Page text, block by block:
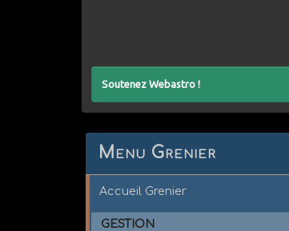
Soutenez Webastro !
Menu Grenier
Accueil Grenier
GESTION